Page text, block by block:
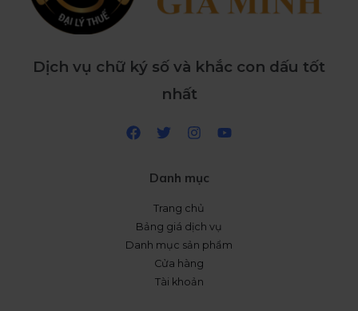
Dịch vụ chữ ký số và khắc con dấu tốt
nhất
Danh mục
Trang chủ
Bảng giá dịch vụ
Danh mục sản phẩm
Cửa hàng
Tài khoản